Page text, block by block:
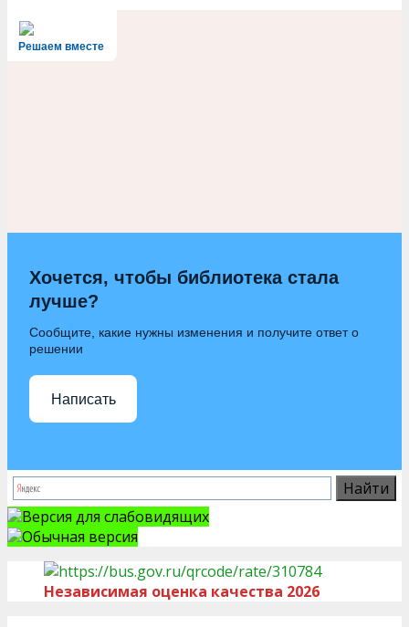
Решаем вместе
Хочется, чтобы библиотека стала
лучше?
Сообщите, какие нужны изменения и получите ответ о
решении
Написать
Версия для слабовидящих
Обычная версия
Независимая оценка качества 2026